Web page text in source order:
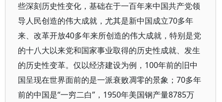
些深刻历史性变化，基础在于一百年来中国共产党领
导人民创造的伟大成就，尤其是新中国成立70多年
来、改革开放40多年来所创造的伟大成就，特别是党
的十八大以来党和国家事业取得的历史性成就、发生
的历史性变革。仅以经济建设为例，100年前的旧中
国呈现在世界面前的是一派衰败凋零的景象；70多年
前的中国是“一穷二白”，1950年美国钢产量8785万